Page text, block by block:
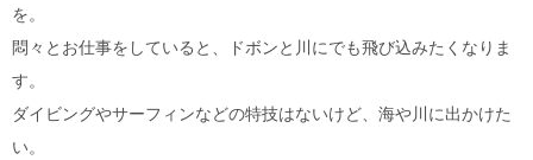
を。
悶々とお仕事をしていると、ドボンと川にでも飛び込みたくなりま
す。
ダイビングやサーフィンなどの特技はないけど、海や川に出かけた
い。